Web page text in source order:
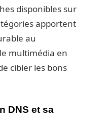
disponibles sur
apportent
au
multimédia en
cibler les bons
DNS et sa